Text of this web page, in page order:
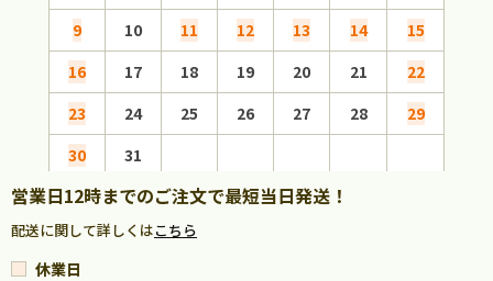
9
10 11 12 13 14
15
16
17 18 19 20 21
22
23
24 25 26 27 28
29
30
31
営業日12時までのご注文で最短当日発送！
配送に関して詳しくはこちら
休業日